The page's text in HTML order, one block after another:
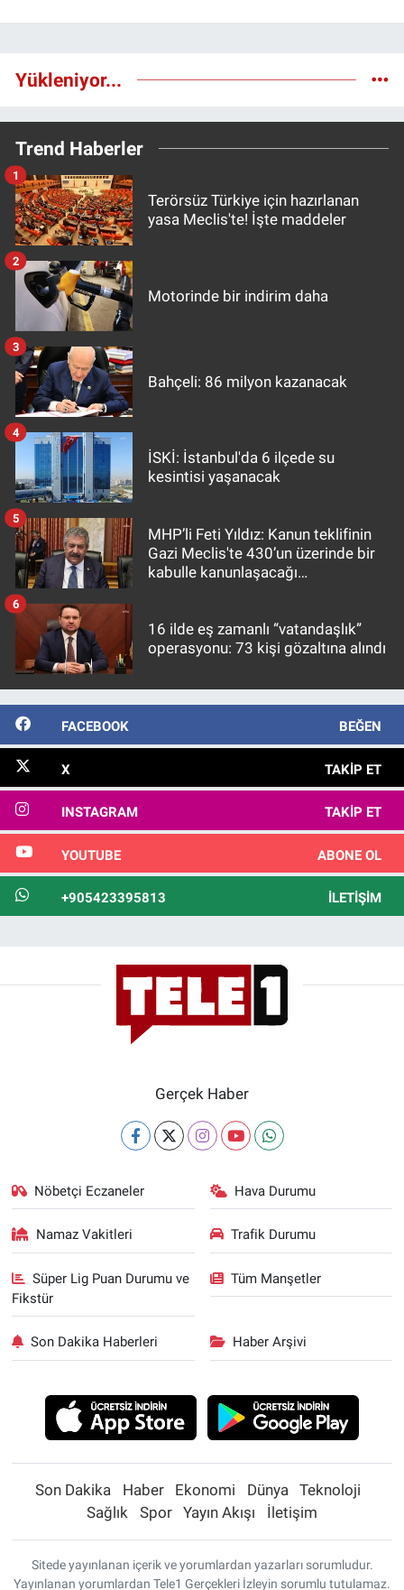
Yükleniyor...
Trend Haberler
Terörsüz Türkiye için hazırlanan
yasa Meclis'te! İşte maddeler
1
Motorinde bir indirim daha
2
Bahçeli: 86 milyon kazanacak
3
İSKİ: İstanbul'da 6 ilçede su
kesintisi yaşanacak
4
MHP’li Feti Yıldız: Kanun teklifinin
Gazi Meclis'te 430’un üzerinde bir
kabulle kanunlaşacağı
5
16 ilde eş zamanlı “vatandaşlık”
operasyonu: 73 kişi gözaltına alındı
6
FACEBOOK BEĞEN
X TAKIP ET
INSTAGRAM TAKIP ET
YOUTUBE ABONE OL
+905423395813 İLETIŞIM
Gerçek Haber
Nöbetçi Eczaneler Hava Durumu
Namaz Vakitleri Trafik Durumu
Süper Lig Puan Durumu ve
Fikstür
Tüm Manşetler
Son Dakika Haberleri Haber Arşivi
Son Dakika Haber Ekonomi Dünya
Teknoloji
Sağlık
Spor Yayın Akışı İletişim
Sitede yayınlanan içerik ve yorumlardan yazarları sorumludur.
Yayınlanan yorumlardan Tele1 Gerçekleri İzleyin sorumlu tutulamaz.